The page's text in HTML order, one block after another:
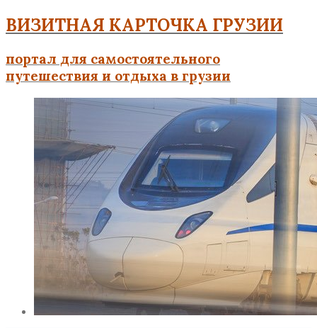
ВИЗИТНАЯ КАРТОЧКА ГРУЗИИ
портал для самостоятельного
путешествия и отдыха в грузии